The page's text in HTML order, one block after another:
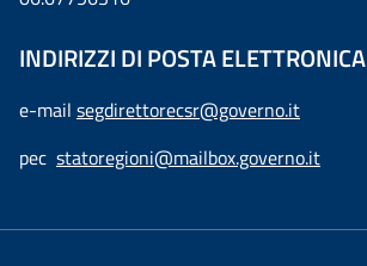
INDIRIZZI DI POSTA ELETTRONICA
e-mail segdirettorecsr@governo.it
pec statoregioni@mailbox.governo.it